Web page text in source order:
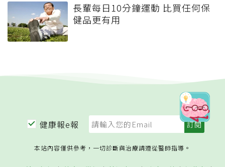
長輩每日10分鐘運動 比買任何保
健品更有用
健康報e報
本站內容僅供參考，一切診斷與治療請遵從醫師指導。